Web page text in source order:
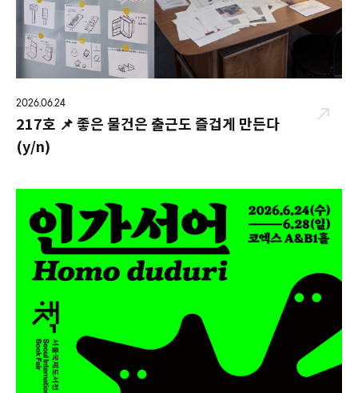
2026.06.24
217호 📌 좋은 물건은 출근도 즐겁게 만든다
(y/n)